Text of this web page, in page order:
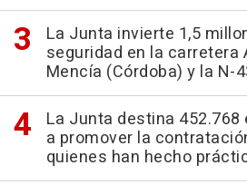
La Junta invierte 1,5
seguridad en la carretera
Mencía (Córdoba) y la N-
La Junta destina 452.768
a promover la
quienes han hecho